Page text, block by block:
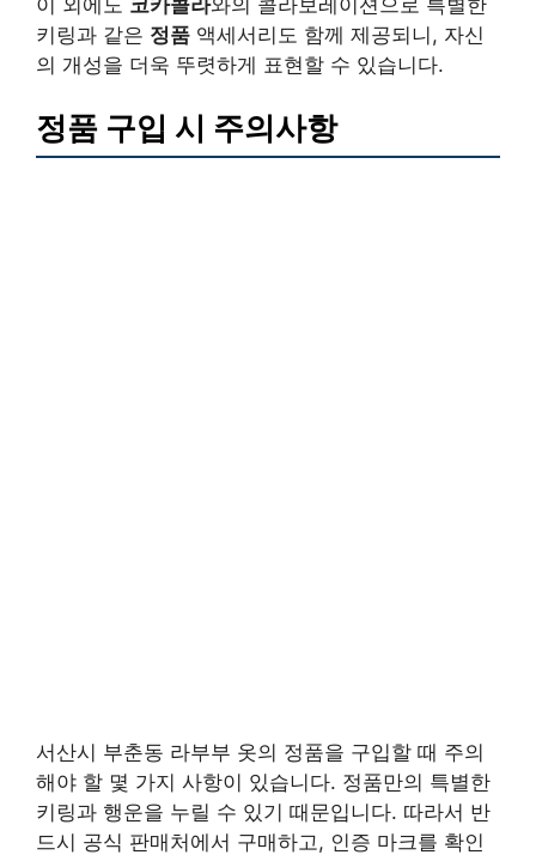
키링과 같은 정품 액세서리도 함께 제공되니, 자신
의 개성을 더욱 뚜렷하게 표현할 수 있습니다.
정품 구입 시 주의사항
서산시 부춘동 라부부 옷의 정품을 구입할 때 주의
해야 할 몇 가지 사항이 있습니다. 정품만의 특별한
키링과 행운을 누릴 수 있기 때문입니다. 따라서 반
드시 공식 판매처에서 구매하고, 인증 마크를 확인